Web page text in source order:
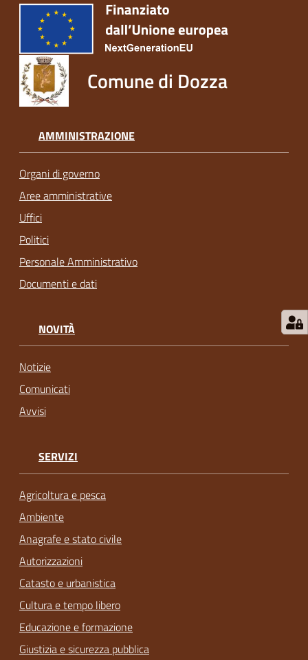
Comune di Dozza
AMMINISTRAZIONE
Organi di governo
Aree amministrative
Uffici
Politici
Personale Amministrativo
Documenti e dati
NOVITÀ
Notizie
Comunicati
Avvisi
SERVIZI
Agricoltura e pesca
Ambiente
Anagrafe e stato civile
Autorizzazioni
Catasto e urbanistica
Cultura e tempo libero
Educazione e formazione
Giustizia e sicurezza pubblica